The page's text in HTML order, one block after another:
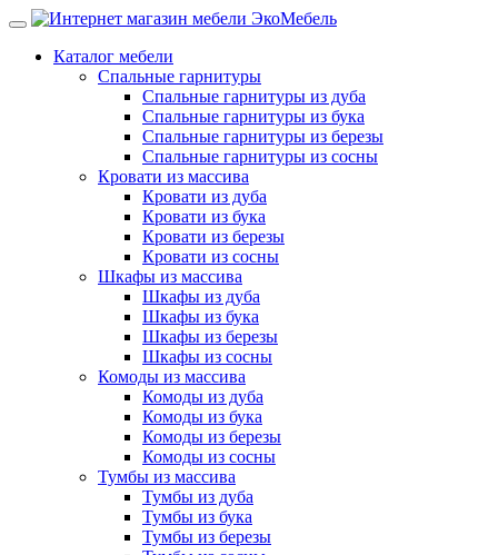
Каталог мебели
Спальные гарнитуры
Спальные гарнитуры из дуба
Спальные гарнитуры из бука
Спальные гарнитуры из березы
Спальные гарнитуры из сосны
Кровати из массива
Кровати из дуба
Кровати из бука
Кровати из березы
Кровати из сосны
Шкафы из массива
Шкафы из дуба
Шкафы из бука
Шкафы из березы
Шкафы из сосны
Комоды из массива
Комоды из дуба
Комоды из бука
Комоды из березы
Комоды из сосны
Тумбы из массива
Тумбы из дуба
Тумбы из бука
Тумбы из березы